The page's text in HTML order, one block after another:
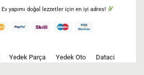
Ev yapımı doğal lezzetler için en iyi adres!
Yedek Parça Yedek Oto Dataci